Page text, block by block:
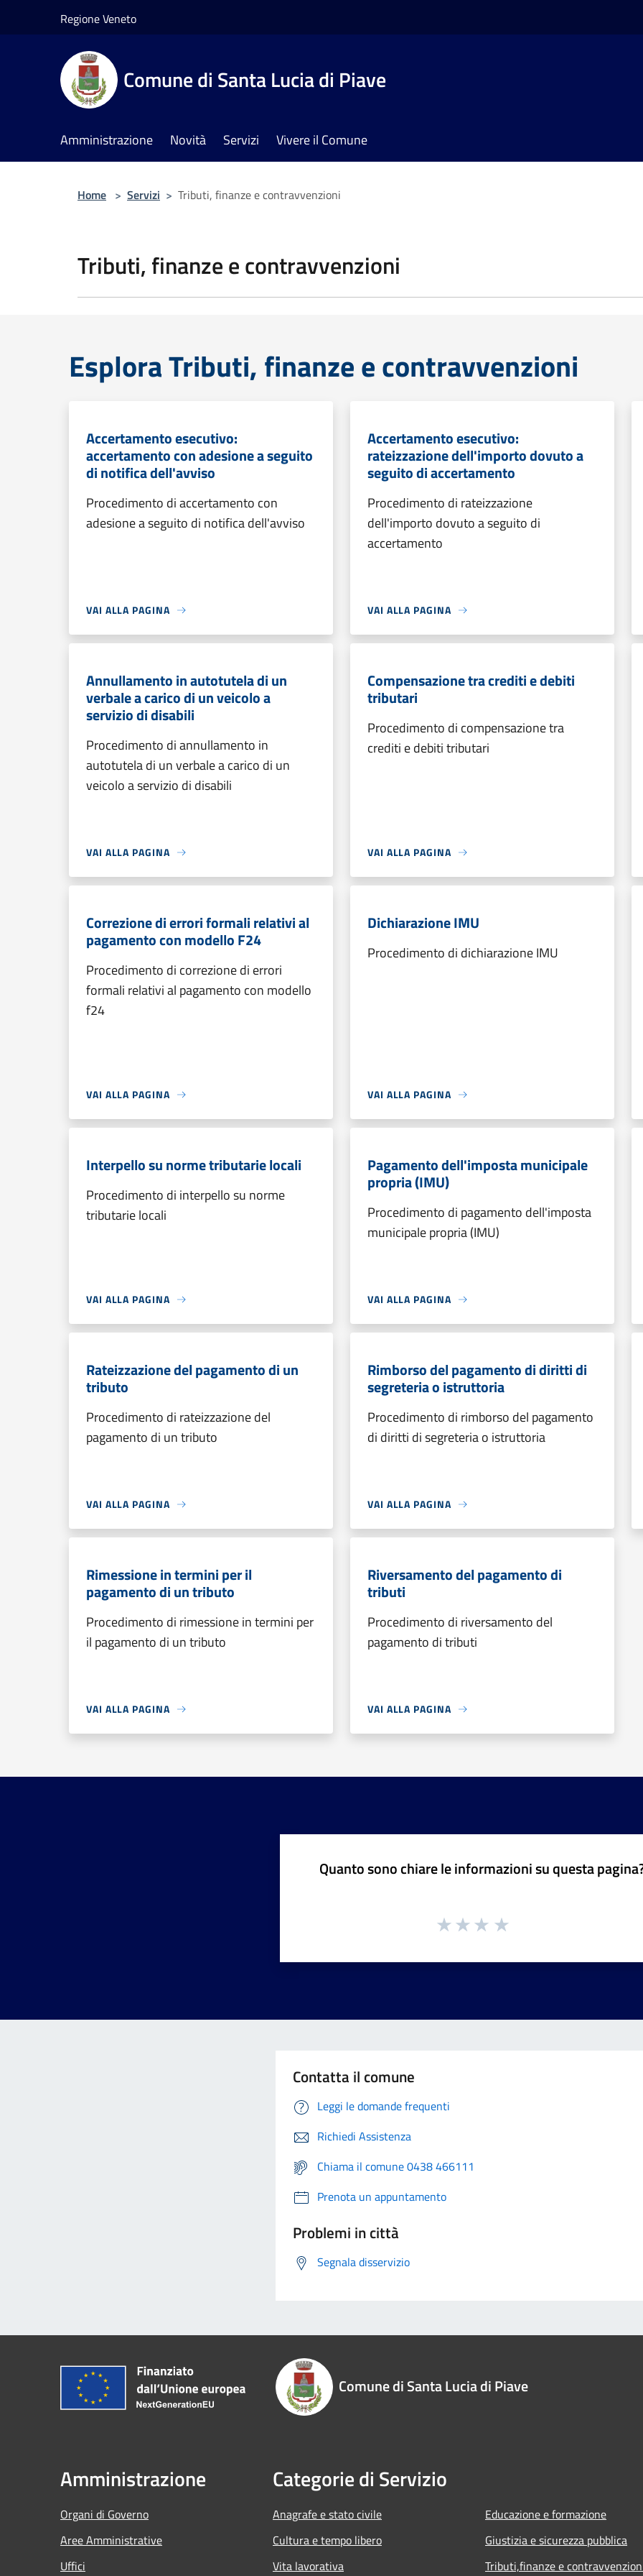
Regione Veneto
Comune di Santa Lucia di Piave
Amministrazione Novità Servizi Vivere il Comune
Home > Servizi > Tributi, finanze e contravvenzioni
Tributi, finanze e contravvenzioni
Esplora Tributi, finanze e contravvenzioni
Accertamento esecutivo:
accertamento con adesione a seguito
di notifica dell'avviso
Procedimento di accertamento con
adesione a seguito di notifica dell'avviso
VAI ALLA PAGINA
Accertamento esecutivo:
rateizzazione dell'importo dovuto a
seguito di accertamento
Procedimento di rateizzazione
dell'importo dovuto a seguito di
accertamento
VAI ALLA PAGINA
Annullamento in autotutela di un
verbale a carico di un veicolo a
servizio di disabili
Procedimento di annullamento in
autotutela di un verbale a carico di un
veicolo a servizio di disabili
VAI ALLA PAGINA
Compensazione tra crediti e debiti
tributari
Procedimento di compensazione tra
crediti e debiti tributari
VAI ALLA PAGINA
Correzione di errori formali relativi al
pagamento con modello F24
Procedimento di correzione di errori
formali relativi al pagamento con modello
f24
VAI ALLA PAGINA
Dichiarazione IMU
Procedimento di dichiarazione IMU
VAI ALLA PAGINA
Interpello su norme tributarie locali
Procedimento di interpello su norme
tributarie locali
VAI ALLA PAGINA
Pagamento dell'imposta municipale
propria (IMU)
Procedimento di pagamento dell'imposta
municipale propria (IMU)
VAI ALLA PAGINA
Rateizzazione del pagamento di un
tributo
Procedimento di rateizzazione del
pagamento di un tributo
VAI ALLA PAGINA
Rimborso del pagamento di diritti di
segreteria o istruttoria
Procedimento di rimborso del pagamento
di diritti di segreteria o istruttoria
VAI ALLA PAGINA
Rimessione in termini per il
pagamento di un tributo
Procedimento di rimessione in termini per
il pagamento di un tributo
VAI ALLA PAGINA
Riversamento del pagamento di
tributi
Procedimento di riversamento del
pagamento di tributi
VAI ALLA PAGINA
Quanto sono chiare le informazioni su questa
Contatta il comune
Leggi le domande frequenti
Richiedi Assistenza
Chiama il comune 0438 466111
Prenota un appuntamento
Problemi in città
Segnala disservizio
Comune di Santa Lucia di Piave
Amministrazione
Organi di Governo
Aree Amministrative
Uffici
Categorie di Servizio
Anagrafe e stato civile
Cultura e tempo libero
Vita lavorativa
Educazione e formazione
Giustizia e sicurezza pubblica
Tributi,finanze e